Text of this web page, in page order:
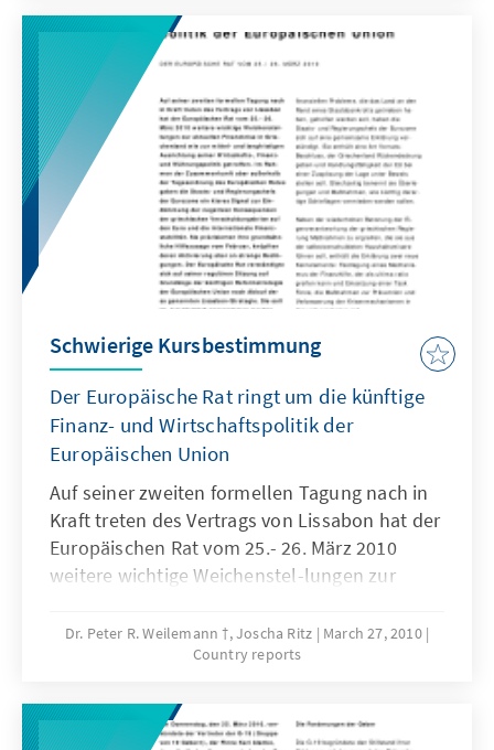
Gemeinschaft müssen nun so tariert werden,
dass sie das Regime zur Kooperation
bewegen, dürfen aber die Bemühungen der
Opposition im Iran um einen politischen
Neuanfang nicht zurückwerfen. Zum
vermutlichen Stand des Nuklearprogramms
und den innenpolitischen Rissen der
iranischen Opposition.
Schwierige Kursbestimmung
Der Europäische Rat ringt um die künftige
Finanz- und Wirtschaftspolitik der
Europäischen Union
Auf seiner zweiten formellen Tagung nach in
Kraft treten des Vertrags von Lissabon hat der
Europäischen Rat vom 25.- 26. März 2010
weitere wichtige Weichenstel-lungen zur
zur mittel- und langfristigen Ausrichtung
seiner Wirtschafts-, Finanz- und
Dr. Peter R. Weilemann †, Joscha Ritz
March 27, 2010
Country reports